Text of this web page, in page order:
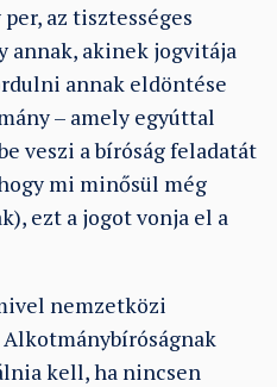
az tisztességes
annak, akinek jogvitája
annak eldöntése
– amely egyúttal
veszi a bíróság feladatát
mi minősül még
ezt a jogot vonja el a
nemzetközi
Alkotmánybíróságnak
kell, ha nincsen